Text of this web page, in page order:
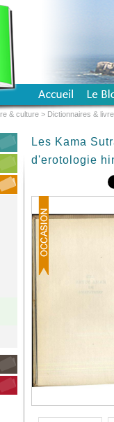
Les Kama
d'erotologie
& culture > Dictionnaires &